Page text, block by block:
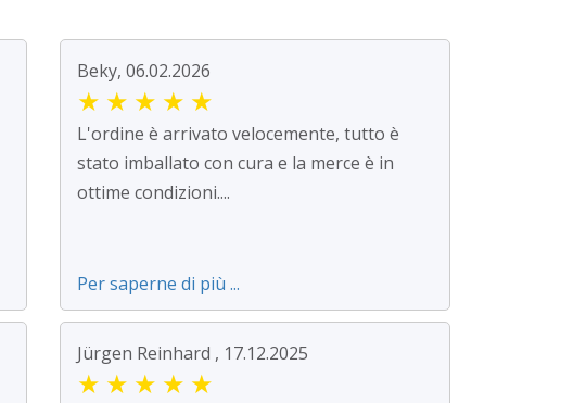
Beky, 06.02.2026
★ ★ ★ ★ ★
L'ordine è arrivato velocemente, tutto è
stato imballato con cura e la merce è in
ottime condizioni....
Per saperne di più ...
Jürgen Reinhard , 17.12.2025
★ ★ ★ ★ ★